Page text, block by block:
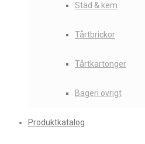
Städ & kem
Tårtbrickor
Tårtkartonger
Bageri övrigt
Produktkatalog